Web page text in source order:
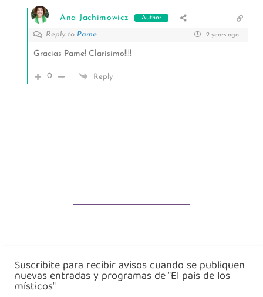
Ana Jachimowicz Author
Reply to Pame 2 years ago
Gracias Pame! Clarísimo!!!!
0 Reply
Suscribite para recibir avisos cuando se publiquen
nuevas entradas y programas de "El país de los
místicos"